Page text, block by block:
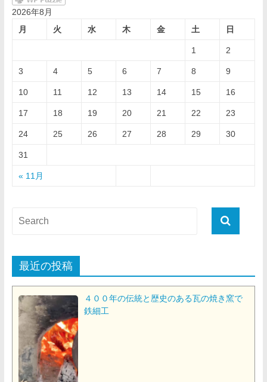
2026年8月
月
火 水 木 金 土 日
« 11月
1 2
3 4 5 6 7 8 9
10 11 12 13 14 15 16
17 18 19 20 21 22 23
24 25 26 27 28 29 30
31
最近の投稿
４００年の伝統と歴史のある瓦の焼き窯で
鉄細工